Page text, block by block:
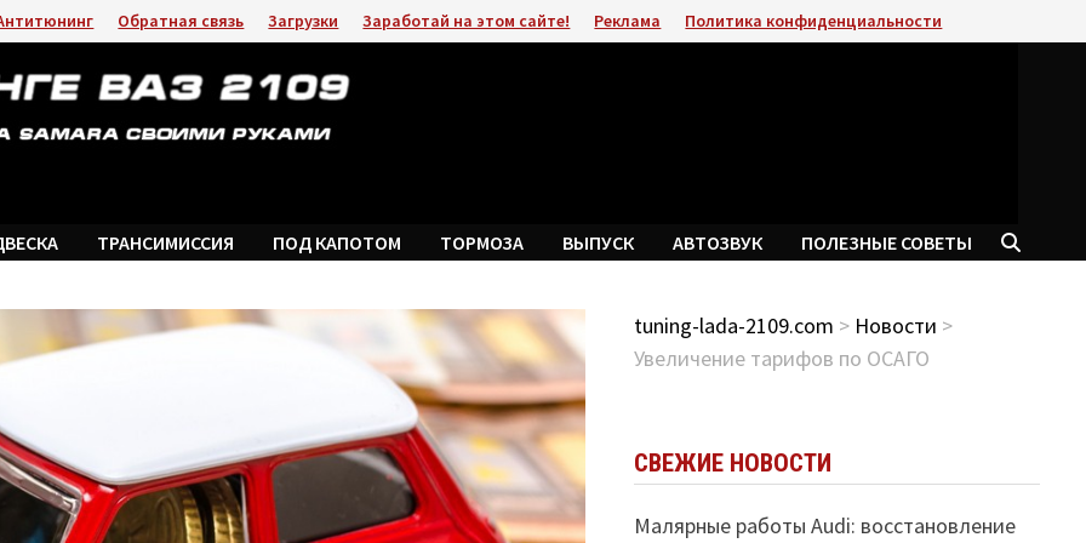
Обратная связь Загрузки Заработай на этом сайте! Реклама Политика конфиденциальности
ТРАНСИМИССИЯ ПОД КАПОТОМ ТОРМОЗА ВЫПУСК АВТОЗВУК ПОЛЕЗНЫЕ СОВЕТЫ
tuning-lada-2109.com > Новости >
Увеличение тарифов по ОСАГО
СВЕЖИЕ НОВОСТИ
Малярные работы Audi: восстановление